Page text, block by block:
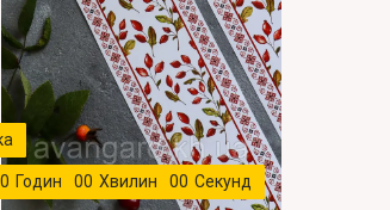
0 Годин 00 Хвилин 00 Секунд